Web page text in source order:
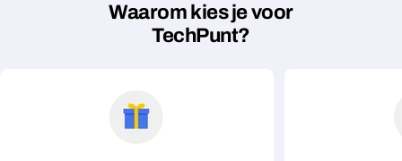
Waarom kies je voor
TechPunt?